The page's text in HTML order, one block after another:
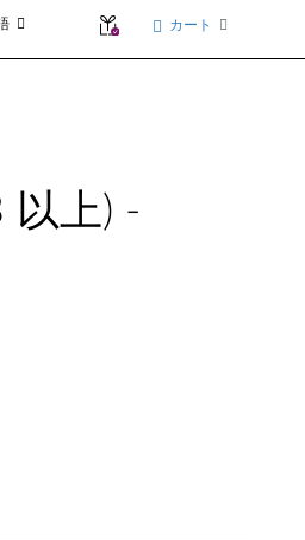
カート
以上) -